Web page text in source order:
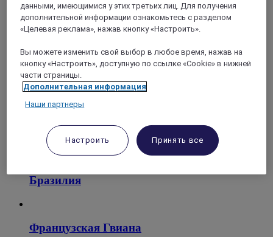
Уругвай
Бразилия
Французская Гвиана
данными, имеющимися у этих третьих лиц. Для получения
дополнительной информации ознакомьтесь с разделом
«Целевая реклама», нажав кнопку «Настроить».
Вы можете изменить свой выбор в любое время, нажав на
кнопку «Настроить», доступную по ссылке «Cookie» в нижней
части страницы.
Дополнительная информация
Наши партнеры
Настроить Принять все